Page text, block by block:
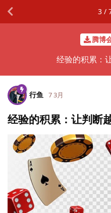
腾博
经验的积累：
3 /
行鱼 7 3月
经验的积累：让判断